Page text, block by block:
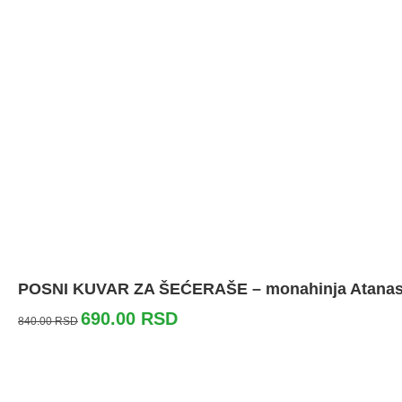
POSNI KUVAR ZA ŠEĆERAŠE – monahinja
840.00RSD 690.00 RSD